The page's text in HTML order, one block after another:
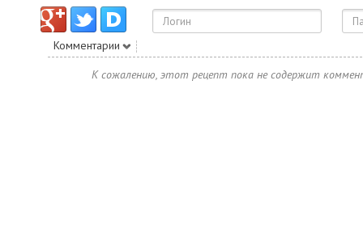
Комментарии
К сожалению, этот рецепт пока не содержит